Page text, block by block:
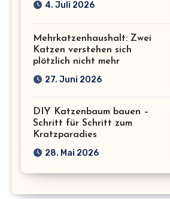
4. Juli 2026
Mehrkatzenhaushalt: Zwei
Katzen verstehen sich
plötzlich nicht mehr
27. Juni 2026
DIY Katzenbaum bauen –
Schritt für Schritt zum
Kratzparadies
28. Mai 2026